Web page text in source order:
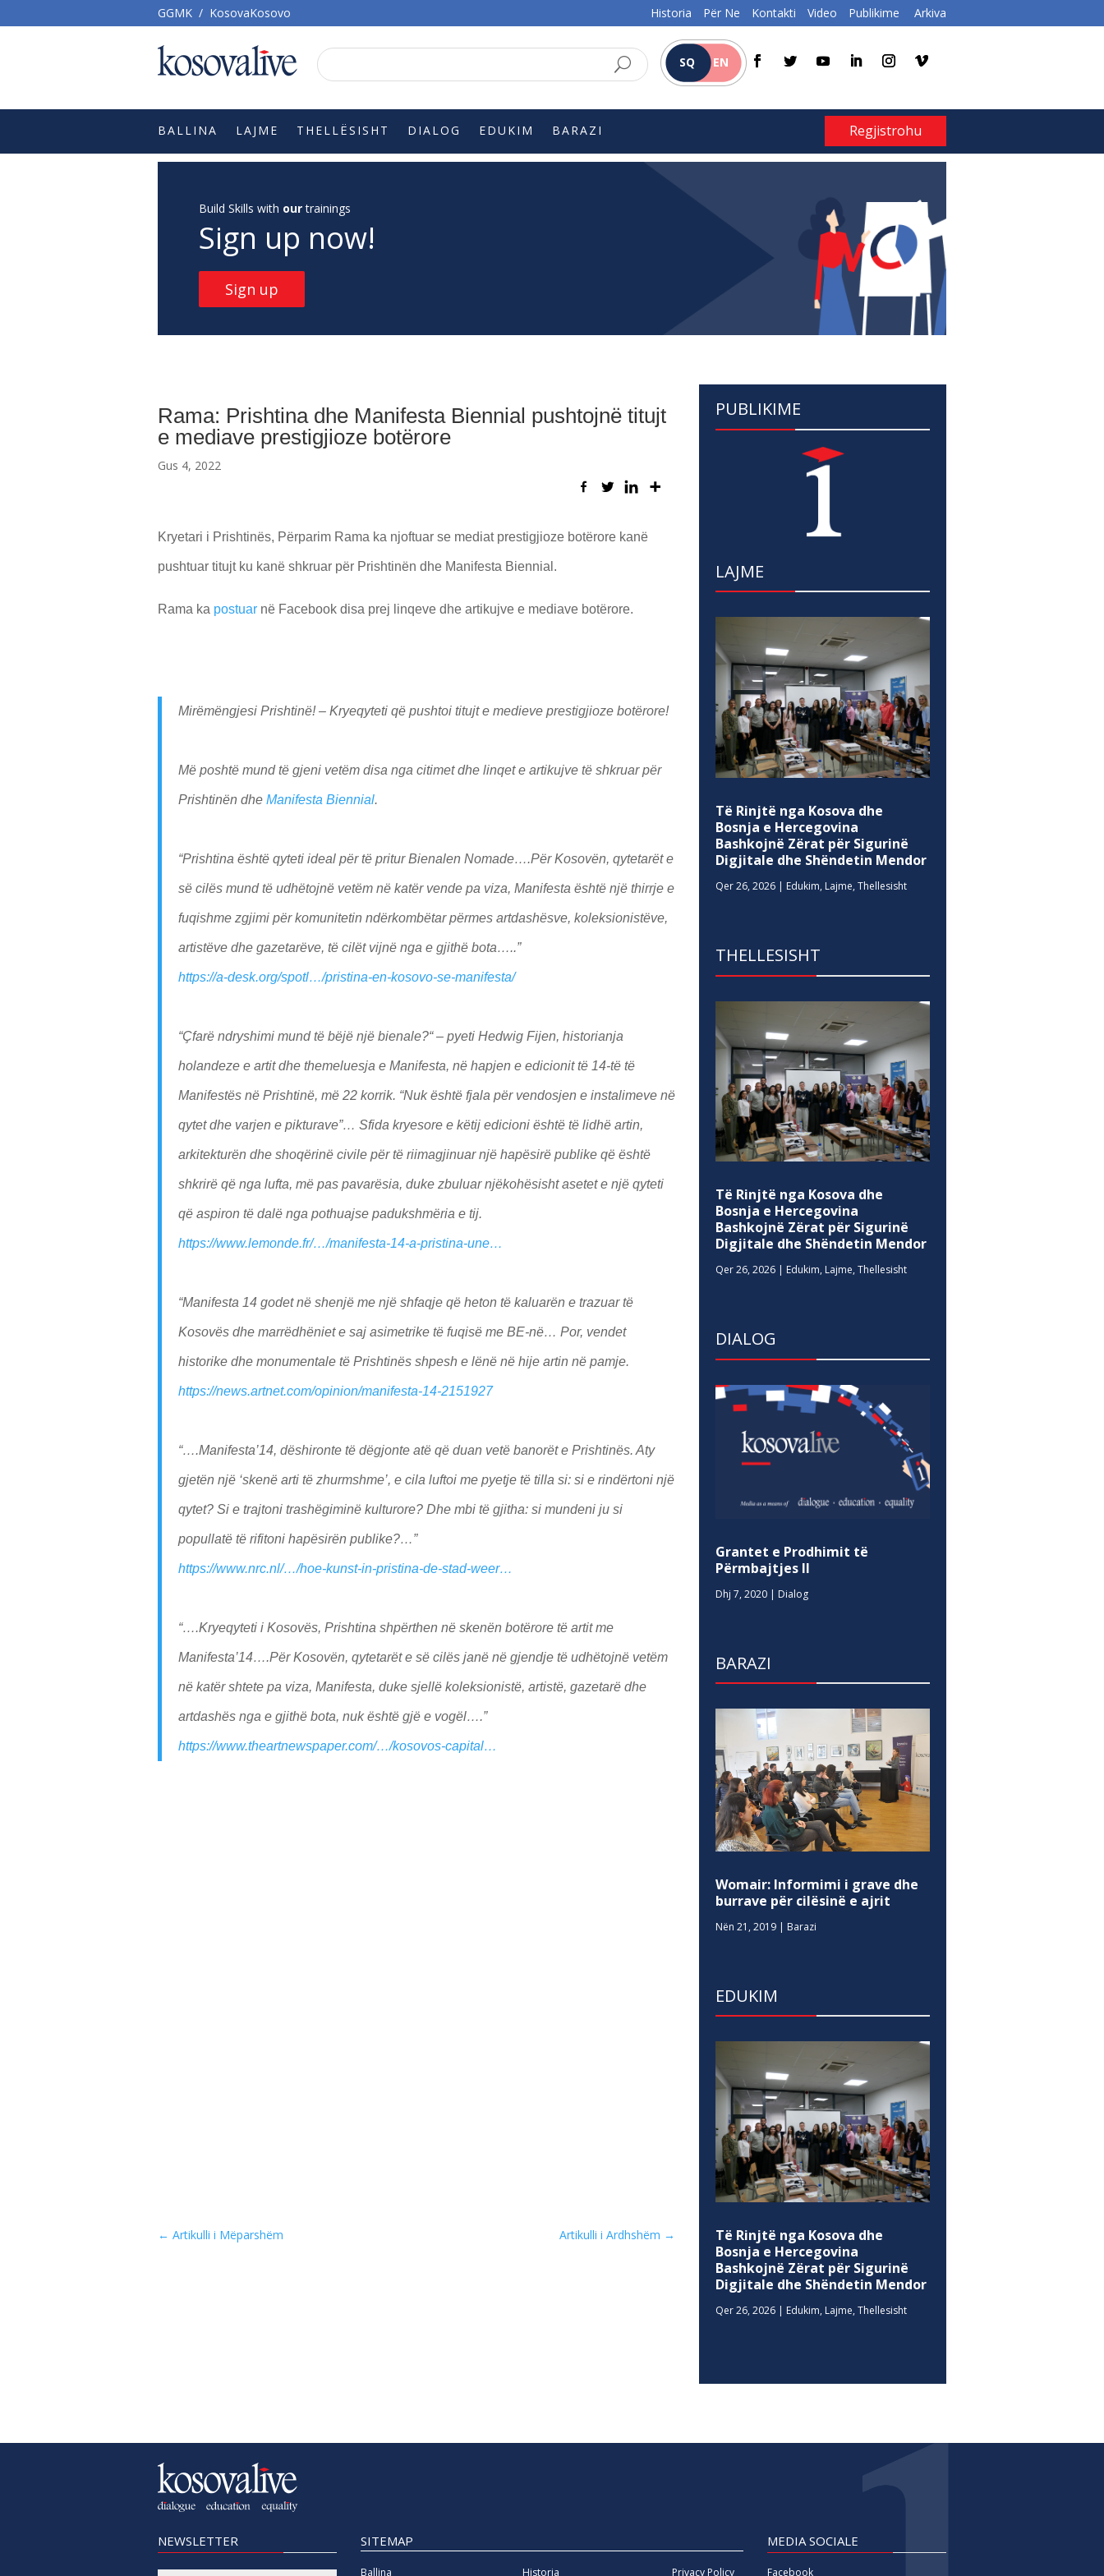
GGMK / KosovaKosovo Historia Për Ne Kontakti Video Publikime Arkiva
SQ EN
BALLINA LAJME THELLËSISHT DIALOG EDUKIM BARAZI Regjistrohu
Build Skills with ourtrainings
Sign up now!
Sign up
Rama: Prishtina dhe Manifesta Biennial pushtojnë titujt
e mediave prestigjioze botërore
Gus 4, 2022
Kryetari i Prishtinës, Përparim Rama ka njoftuar se mediat prestigjioze botërore kanë
pushtuar titujt ku kanë shkruar për Prishtinën dhe Manifesta Biennial.
Rama ka postuar në Facebook disa prej linqeve dhe artikujve e mediave botërore.
Mirëmëngjesi Prishtinë! – Kryeqyteti që pushtoi titujt e medieve prestigjioze botërore!
Më poshtë mund të gjeni vetëm disa nga citimet dhe linqet e artikujve të shkruar për
Prishtinën dhe Manifesta Biennial.
“Prishtina është qyteti ideal për të pritur Bienalen Nomade….Për Kosovën, qytetarët e
së cilës mund të udhëtojnë vetëm në katër vende pa viza, Manifesta është një thirrje e
fuqishme zgjimi për komunitetin ndërkombëtar përmes artdashësve, koleksionistëve,
artistëve dhe gazetarëve, të cilët vijnë nga e gjithë bota…..”
https://a-desk.org/spotl…/pristina-en-kosovo-se-manifesta/
“Çfarë ndryshimi mund të bëjë një bienale?“ – pyeti Hedwig Fijen, historianja
holandeze e artit dhe themeluesja e Manifesta, në hapjen e edicionit të 14-të të
Manifestës në Prishtinë, më 22 korrik. “Nuk është fjala për vendosjen e instalimeve në
qytet dhe varjen e pikturave”… Sfida kryesore e këtij edicioni është të lidhë artin,
arkitekturën dhe shoqërinë civile për të riimagjinuar një hapësirë publike që është
shkrirë që nga lufta, më pas pavarësia, duke zbuluar njëkohësisht asetet e një qyteti
që aspiron të dalë nga pothuajse padukshmëria e tij.
https://www.lemonde.fr/…/manifesta-14-a-pristina-une…
“Manifesta 14 godet në shenjë me një shfaqje që heton të kaluarën e trazuar të
Kosovës dhe marrëdhëniet e saj asimetrike të fuqisë me BE-në… Por, vendet
historike dhe monumentale të Prishtinës shpesh e lënë në hije artin në pamje.
https://news.artnet.com/opinion/manifesta-14-2151927
“….Manifesta’14, dëshironte të dëgjonte atë që duan vetë banorët e Prishtinës. Aty
gjetën një ‘skenë arti të zhurmshme’, e cila luftoi me pyetje të tilla si: si e rindërtoni një
qytet? Si e trajtoni trashëgiminë kulturore? Dhe mbi të gjitha: si mundeni ju si
popullatë të rifitoni hapësirën publike?…”
https://www.nrc.nl/…/hoe-kunst-in-pristina-de-stad-weer…
“….Kryeqyteti i Kosovës, Prishtina shpërthen në skenën botërore të artit me
Manifesta’14….Për Kosovën, qytetarët e së cilës janë në gjendje të udhëtojnë vetëm
në katër shtete pa viza, Manifesta, duke sjellë koleksionistë, artistë, gazetarë dhe
artdashës nga e gjithë bota, nuk është gjë e vogël….”
https://www.theartnewspaper.com/…/kosovos-capital…
← Artikulli i Mëparshëm Artikulli i Ardhshëm →
PUBLIKIME
LAJME
Të Rinjtë nga Kosova dhe
Bosnja e Hercegovina
Bashkojnë Zërat për Sigurinë
Digjitale dhe Shëndetin Mendor
Qer 26, 2026 | Edukim, Lajme,Thellesisht
THELLESISHT
Të Rinjtë nga Kosova dhe
Bosnja e Hercegovina
Bashkojnë Zërat për Sigurinë
Digjitale dhe Shëndetin Mendor
Qer 26, 2026 | Edukim, Lajme,Thellesisht
DIALOG
Grantet e Prodhimit të
Përmbajtjes II
Dhj 7, 2020 | Dialog
BARAZI
Womair: Informimi i grave dhe
burrave për cilësinë e ajrit
Nën 21, 2019 | Barazi
EDUKIM
Të Rinjtë nga Kosova dhe
Bosnja e Hercegovina
Bashkojnë Zërat për Sigurinë
Digjitale dhe Shëndetin Mendor
Qer 26, 2026 | Edukim, Lajme,Thellesisht
NEWSLETTER SITEMAP
Ballina Historia Privacy Policy
MEDIA SOCIALE
Facebook